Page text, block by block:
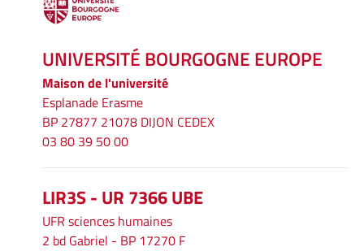
UNIVERSITÉ BOURGOGNE EUROPE
Maison de l'université
Esplanade Erasme
BP 27877 21078 DIJON CEDEX
03 80 39 50 00
LIR3S - UR 7366 UBE
UFR sciences humaines
2 bd Gabriel - BP 17270 F